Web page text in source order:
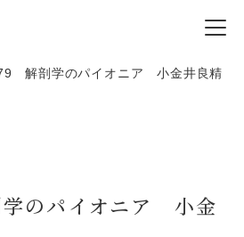
解剖学のパイオニア 小金井良精
のパイオニア 小金